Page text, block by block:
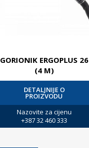
GORIONIK ERGOPLUS 26
(4 M)
DETALJNIJE O
PROIZVODU
Nazovite za cijenu
+387 32 460 333